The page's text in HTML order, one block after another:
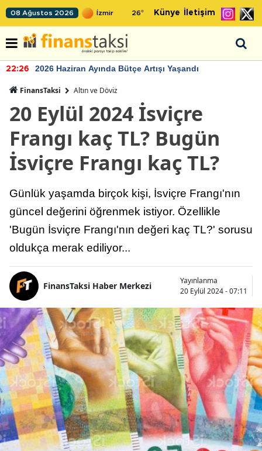
08 Ağustos 2026 26° Künye İletişim
22:26 2026 Haziran Ayında Bütçe Artışı Yaşandı
FinansTaksi Altın ve Döviz
20 Eylül 2024 İsviçre
Frangı kaç TL? Bugün
İsviçre Frangı kaç TL?
Günlük yaşamda birçok kişi, İsviçre Frangı'nın
güncel değerini öğrenmek istiyor. Özellikle
'Bugün İsviçre Frangı'nın değeri kaç TL?' sorusu
oldukça merak ediliyor...
FinansTaksi Haber Merkezi
Yayınlanma
20 Eylül 2024 - 07:11